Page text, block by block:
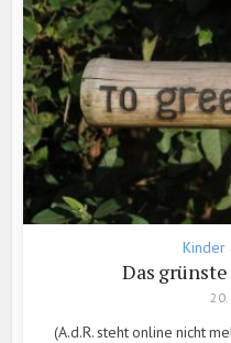
Kinder
Das
(A.d.R. steht online nicht